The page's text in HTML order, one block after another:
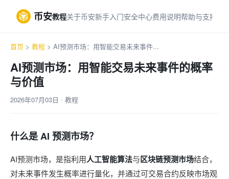
币安教程关于币安新手入门安全中心费用说明帮助与支持
首页 > 教程 > AI预测市场：用智能交易未来事件...
AI预测市场：用智能交易未来事件的概率
与价值
2026年07月03日 · 教程
什么是 AI 预测市场？
AI预测市场，是指利用人工智能算法与区块链预测市场结合，
对未来事件发生概率进行量化，并通过可交易合约反映市场观